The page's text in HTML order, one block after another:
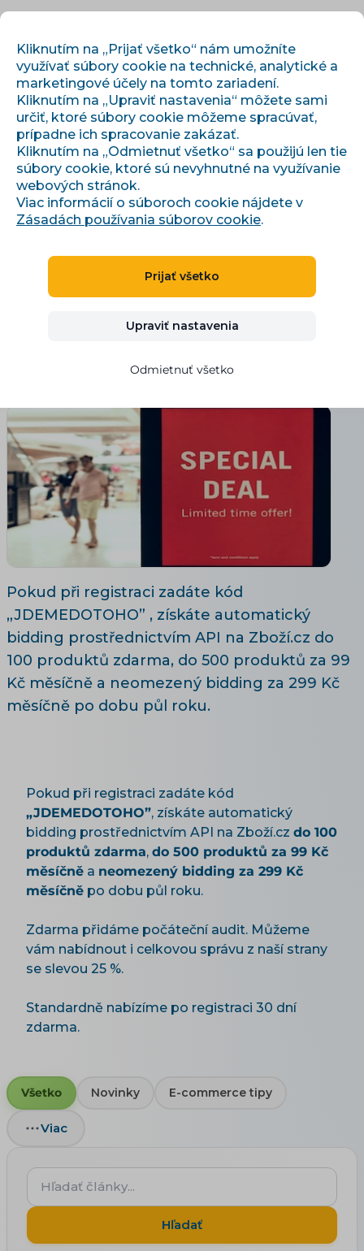
Úvod ›Články a informácie›
Červnová akce pro bidding na Zboží.cz
Červnová akce pro
bidding na Zboží.cz
7 minút čítania
Pokud při registraci zadáte kód
„JDEMEDOTOHO” , získáte automatický
bidding prostřednictvím API na Zboží.cz do
100 produktů zdarma, do 500 produktů za 99
Kč měsíčně a neomezený bidding za 299 Kč
měsíčně po dobu půl roku.
Pokud při registraci zadáte kód
„JDEMEDOTOHO”, získáte automatický
bidding prostřednictvím API na Zboží.cz do 100
produktů zdarma, do 500 produktů za 99 Kč
měsíčně a neomezený bidding za 299 Kč
měsíčně po dobu půl roku.
Zdarma přidáme počáteční audit. Můžeme
vám nabídnout i celkovou správu z naší strany
se slevou 25 %.
Standardně nabízíme po registraci 30 dní
zdarma.
Všetko Novinky E-commerce tipy
Viac
Hľadať
články...
Hľadať
Kliknutím na „Prijať všetko“ nám umožníte
využívať súbory cookie na technické, analytické a
marketingové účely na tomto zariadení.
Kliknutím na „Upraviť nastavenia“ môžete sami
určiť, ktoré súbory cookie môžeme spracúvať,
prípadne ich spracovanie zakázať.
Kliknutím na „Odmietnuť všetko“ sa použijú len tie
súbory cookie, ktoré sú nevyhnutné na využívanie
webových stránok.
Viac informácií o súboroch cookie nájdete v
Zásadách používania súborov cookie.
Prijať všetko
Upraviť nastavenia
Odmietnuť všetko